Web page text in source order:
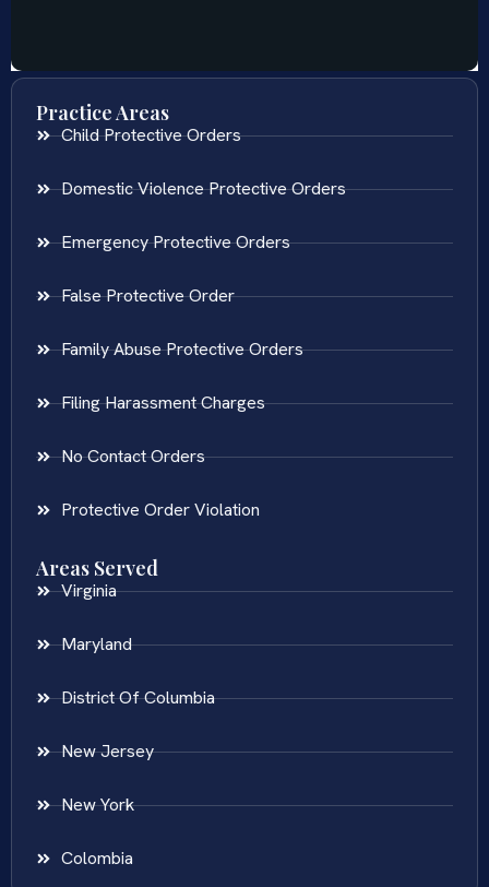
Practice Areas
Child Protective Orders
Domestic Violence Protective Orders
Emergency Protective Orders
False Protective Order
Family Abuse Protective Orders
Filing Harassment Charges
No Contact Orders
Protective Order Violation
Areas Served
Virginia
Maryland
District Of Columbia
New Jersey
New York
Colombia